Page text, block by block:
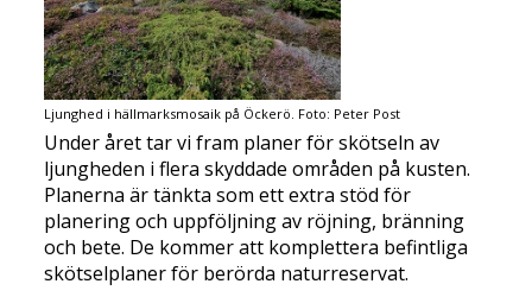
Ljunghed i hällmarksmosaik på Öckerö. Foto: Peter Post
Under året tar vi fram planer för skötseln av
ljungheden i flera skyddade områden på kusten.
Planerna är tänkta som ett extra stöd för
planering och uppföljning av röjning, bränning
och bete. De kommer att komplettera befintliga
skötselplaner för berörda naturreservat.